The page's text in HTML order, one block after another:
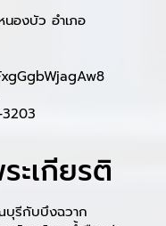
องบัว อำเภอ
ะเกียรติ
บุรีกับบึงฉวาก